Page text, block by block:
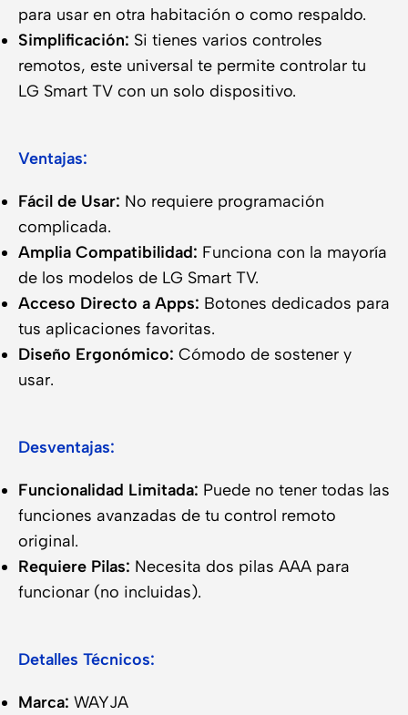
para usar en otra habitación o como respaldo.
Simplificación: Si tienes varios controles
remotos, este universal te permite controlar tu
LG Smart TV con un solo dispositivo.
Ventajas:
Fácil de Usar: No requiere programación
complicada.
Amplia Compatibilidad: Funciona con la mayoría
de los modelos de LG Smart TV.
Acceso Directo a Apps: Botones dedicados para
tus aplicaciones favoritas.
Diseño Ergonómico: Cómodo de sostener y
usar.
Desventajas:
Funcionalidad Limitada: Puede no tener todas las
funciones avanzadas de tu control remoto
original.
Requiere Pilas: Necesita dos pilas AAA para
funcionar (no incluidas).
Detalles Técnicos:
Marca: WAYJA